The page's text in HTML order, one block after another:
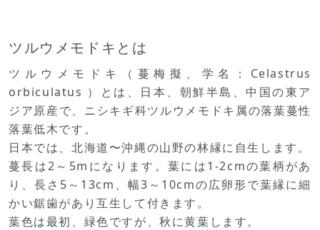
ツルウメモドキとは
ツルウメモドキ（蔓梅擬、学名：Celastrus
orbiculatus ）とは、日本、朝鮮半島、中国の東ア
ジア原産で、ニシキギ科ツルウメモドキ属の落葉蔓性
落葉低木です。
日本では、北海道〜沖縄の山野の林縁に自生します。
蔓長は2～5mになります。葉には1-2cmの葉柄があ
り、長さ5～13cm、幅3～10cmの広卵形で葉縁に細
かい鋸歯があり互生して付きます。
葉色は最初、緑色ですが、秋に黄葉します。